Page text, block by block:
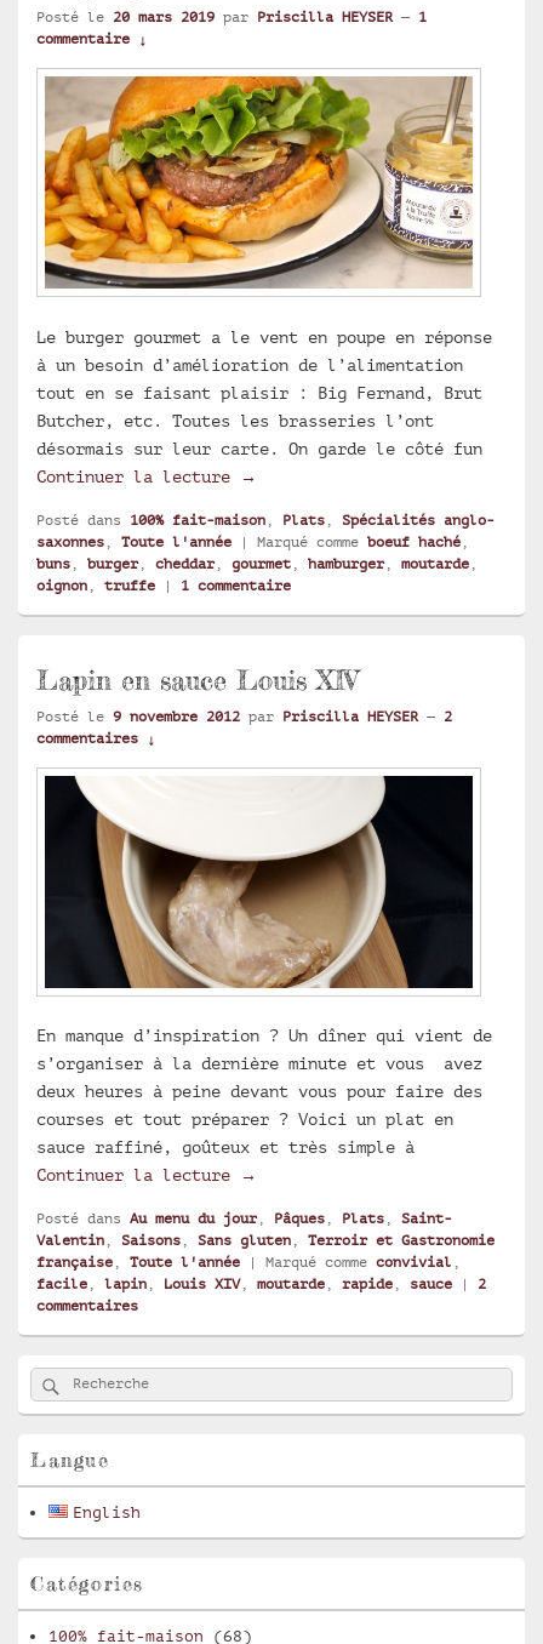
Posté le 20 mars 2019 par Priscilla HEYSER — 1
commentaire ↓
Le burger gourmet a le vent en poupe en réponse
à un besoin d’amélioration de l’alimentation
tout en se faisant plaisir : Big Fernand, Brut
Butcher, etc. Toutes les brasseries l’ont
désormais sur leur carte. On garde le côté fun
Continuer la lecture
Burger gourmet à la moutarde
→
Posté dans 100% fait-maison Plats
Spécialités anglo-
saxonnes
Toute l'année | Marqué comme boeuf haché
buns
burger, cheddar, gourmet hamburger, moutarde
oignon
truffe | 1 commentaire
Lapin en sauce Louis XIV
Posté le 9 novembre 2012 par Priscilla HEYSER — 2
commentaires ↓
En manque d’inspiration ? Un dîner qui vient de
s’organiser à la dernière minute et vous avez
deux heures à peine devant vous pour faire des
courses et tout préparer ? Voici un plat en
sauce raffiné, goûteux et très simple à
Continuer la lecture
Lapin en sauce Louis XIV
→
Posté dans Au menu du jour, Pâques , Plats , Saint-
Valentin , Saisons , Sans gluten , Terroir et Gastronomie
française , Toute l'année | Marqué comme convivial ,
facile , lapin , Louis XIV, moutarde , rapide , sauce | 2
commentaires
Zone
principale
de
pour
latérale
Recherche :
Rechercher
Langue
English
Catégories
100% fait-maison (68)